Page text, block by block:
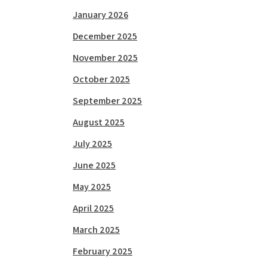
January 2026
December 2025
November 2025
October 2025
September 2025
August 2025
July 2025
June 2025
May 2025
April 2025
March 2025
February 2025